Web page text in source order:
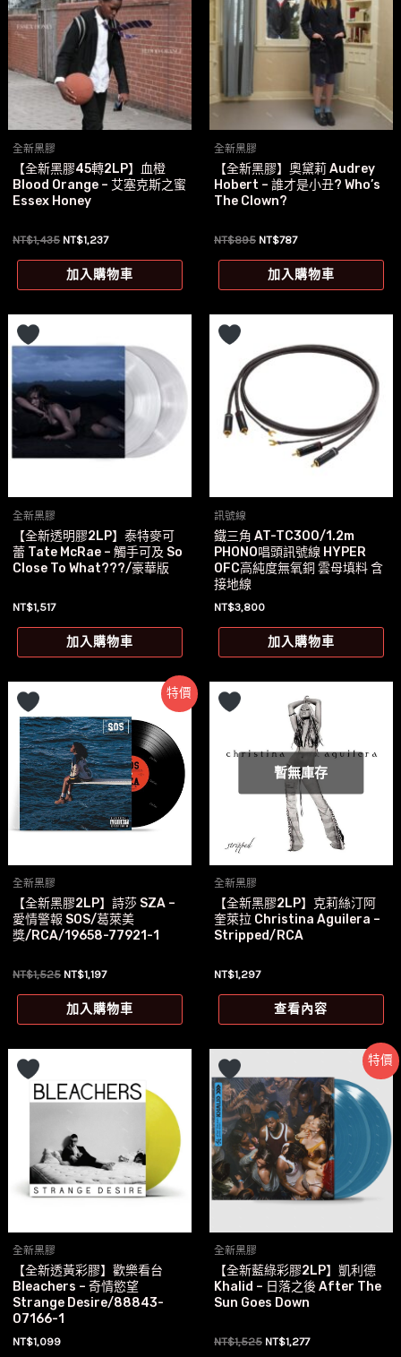
全新黑膠
【全新黑膠45轉2LP】血橙
Blood Orange – 艾塞克斯之蜜
Essex Honey
NT$1,435 原
價
格：
NT$1,237目
價
格：
加入購物車
全新黑膠
【全新黑膠】奧黛莉 Audrey
Hobert – 誰才是小丑? Who’s
The Clown?
NT$895 原
價
格：
NT$787目
價
格：
加入購物車
全新黑膠
【全新透明膠2LP】泰特麥可
蕾 Tate McRae – 觸手可及 So
Close To What???/豪華版
NT$1,517
加入購物車
訊號線
鐵三角 AT-TC300/1.2m
PHONO唱頭訊號線 HYPER
OFC高純度無氧銅 雲母填料 含
接地線
NT$3,800
加入購物車
特價
全新黑膠
【全新黑膠2LP】詩莎 SZA –
愛情警報 SOS/葛萊美
獎/RCA/19658-77921-1
NT$1,525 原
價
格：
NT$1,197目
價
格：
加入購物車
暫無庫存
全新黑膠
【全新黑膠2LP】克莉絲汀阿
奎萊拉 Christina Aguilera –
Stripped/RCA
NT$1,297
查看內容
全新黑膠
【全新透黃彩膠】歡樂看台
Bleachers – 奇情慾望
Strange Desire/88843-
07166-1
NT$1,099
特價
全新黑膠
【全新藍綠彩膠2LP】凱利德
Khalid – 日落之後 After The
Sun Goes Down
NT$1,525 原
NT$1,277目